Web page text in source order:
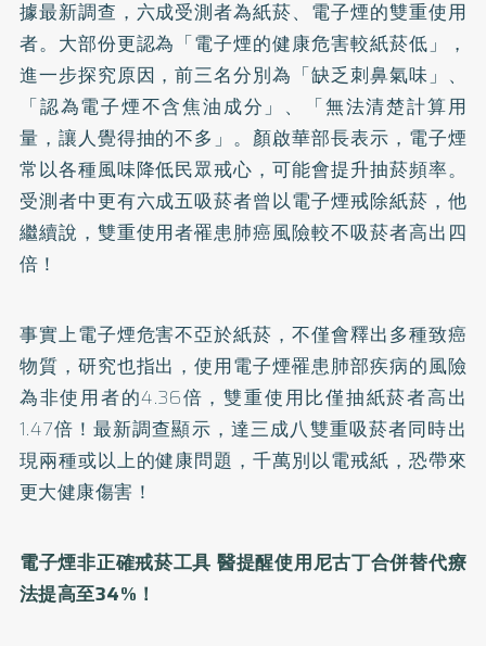
據最新調查，六成受測者為紙菸、電子煙的雙重使用
者。大部份更認為「電子煙的健康危害較紙菸低」，
進一步探究原因，前三名分別為「缺乏刺鼻氣味」、
「認為電子煙不含焦油成分」、「無法清楚計算用
量，讓人覺得抽的不多」。顏啟華部長表示，電子煙
常以各種風味降低民眾戒心，可能會提升抽菸頻率。
受測者中更有六成五吸菸者曾以電子煙戒除紙菸，他
繼續說，雙重使用者罹患肺癌風險較不吸菸者高出四
倍！
事實上電子煙危害不亞於紙菸，不僅會釋出多種致癌
物質，研究也指出，使用電子煙罹患肺部疾病的風險
為非使用者的4.36倍，雙重使用比僅抽紙菸者高出
1.47倍！最新調查顯示，達三成八雙重吸菸者同時出
現兩種或以上的健康問題，千萬別以電戒紙，恐帶來
更大健康傷害！
電子煙非正確戒菸工具 醫提醒使用尼古丁合併替代療
法提高至34%！